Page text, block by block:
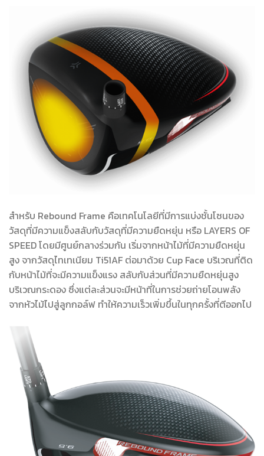
สำหรับ Rebound Frame คือเทคโนโลยีที่มีการแบ่งชั้นโซนของ
วัสดุที่มีความแข็งสลับกับวัสดุที่มีความยืดหยุ่น หรือ LAYERS OF
SPEED โดยมีศูนย์กลางร่วมกัน เริ่มจากหน้าไม้ที่มีความยืดหยุ่น
สูง จากวัสดุไทเทเนียม Ti51AF ต่อมาด้วย Cup Face บริเวณที่ติด
กับหน้าไม้ที่จะมีความแข็งแรง สลับกับส่วนที่มีความยืดหยุ่นสูง
บริเวณกระดอง ซึ่งแต่ละส่วนจะมีหน้าที่ในการช่วยถ่ายโอนพลัง
จากหัวไม้ไปสู่ลูกกอล์ฟ ทำให้ความเร็วเพิ่มขึ้นในทุกครั้งที่ตีออกไป